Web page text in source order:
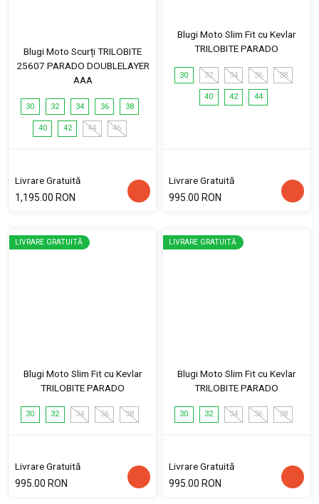
Blugi Moto Scurți TRILOBITE
25607 PARADO DOUBLELAYER
AAA
30 32 34 36 38
40 42 44 46
Livrare Gratuită
1,195.00 RON
Blugi Moto Slim Fit cu Kevlar
TRILOBITE PARADO
30 32 34 36 38
40 42 44
Livrare Gratuită
995.00 RON
LIVRARE GRATUITĂ
Blugi Moto Slim Fit cu Kevlar
TRILOBITE PARADO
30 32 34 36 38
Livrare Gratuită
995.00 RON
LIVRARE GRATUITĂ
Blugi Moto Slim Fit cu Kevlar
TRILOBITE PARADO
30 32 34 36 38
Livrare Gratuită
995.00 RON